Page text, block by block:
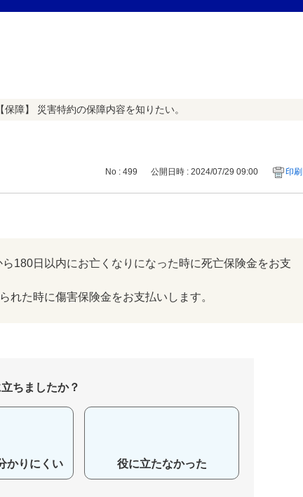
【保障】 災害特約の保障内容を知りたい。
No : 499 公開日時 : 2024/07/29 09:00 印刷
180日以内にお亡くなりになった時に死亡保険金をお支
れた時に傷害保険金をお支払いします。
ちましたか？
かりにくい 役に立たなかった